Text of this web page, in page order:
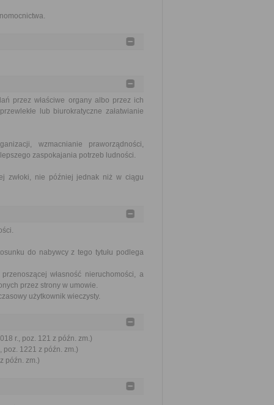
przez właściwe organy albo przez ich
lub biurokratyczne załatwianie
wzmacnianie praworządności,
zaspokajania potrzeb ludności.
zwłoki, nie później jednak niż w ciągu
do nabywcy z tego tytułu podlega
własność nieruchomości, a
przez strony w umowie.
użytkownik wieczysty.
r., poz. 121 z późn. zm.)
poz. 1221 z późn. zm.)
późn. zm.)